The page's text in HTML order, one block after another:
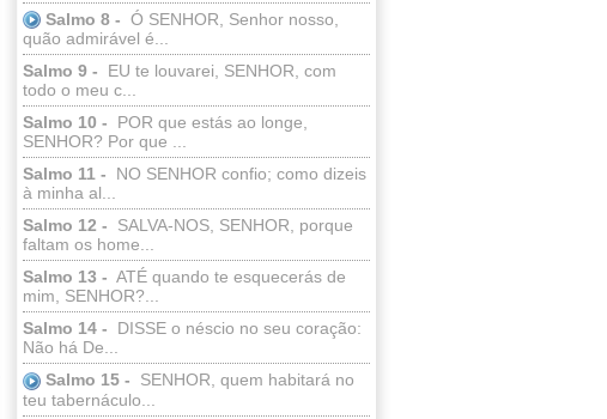
Salmo 8 - Ó SENHOR, Senhor nosso,
quão admirável é...
Salmo 9 -
EU te louvarei, SENHOR, com
todo o meu c...
Salmo 10 -
POR que estás ao longe,
SENHOR? Por que ...
Salmo 11 -
NO SENHOR confio; como dizeis
à minha al...
Salmo 12 -
SALVA-NOS, SENHOR, porque
faltam os home...
Salmo 13 - ATÉ quando te esquecerás de
mim, SENHOR?...
Salmo 14 -
DISSE o néscio no seu coração:
Não há De...
Salmo 15 -
SENHOR, quem habitará no
teu tabernáculo...